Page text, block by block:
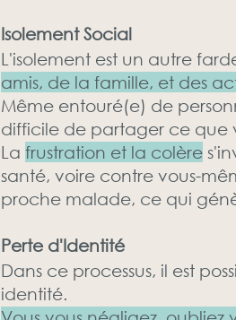
Isolement Social
L'isolement est un autre
amis, de la famille, et des
Même entouré(e) de
difficile de partager ce que
La frustration et la colère
santé, voire contre vous-
proche malade, ce qui
Perte d'Identité
Dans ce processus, il est
identité.